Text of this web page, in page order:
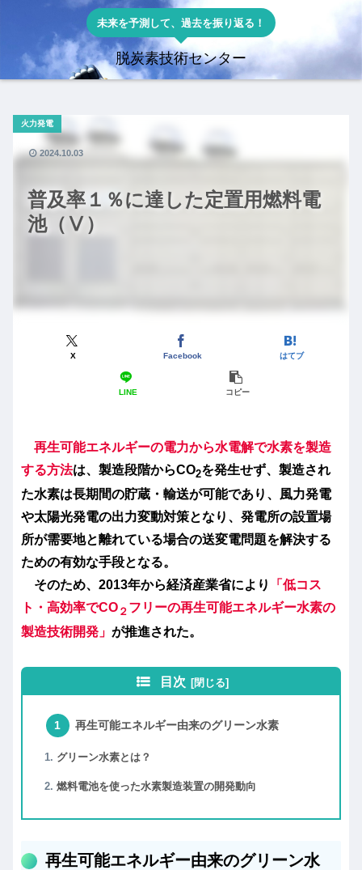
未来を予測して、過去を振り返る！
脱炭素技術センター
普及率１％に達した定置用燃料電
池（Ⅴ）
火力発電
X Facebook はてブ
LINE コピー
2024.10.03
再生可能エネルギーの電力から水電解で水素を製造
する方法は、製造段階からCO2を発生せず、製造され
た水素は長期間の貯蔵・輸送が可能であり、風力発電
や太陽光発電の出力変動対策となり、発電所の設置場
所が需要地と離れている場合の送変電問題を解決する
ための有効な手段となる。
そのため、2013年から経済産業省により
「低コス
ト・高効率でCO ２ フリーの再生可能エネルギー水素の
製造技術開発」 が推進された。
目次
再生可能エネルギー由来のグリーン水素
グリーン水素とは？
燃料電池を使った水素製造装置の開発動向
再生可能エネルギー由来のグリーン水